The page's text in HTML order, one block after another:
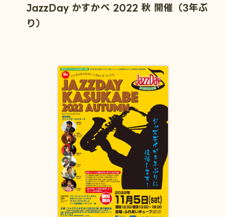
JazzDay かすかべ 2022 秋 開催（3年ぶ
り）